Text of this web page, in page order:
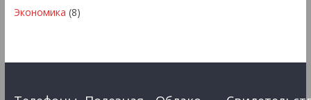
Экономика (8)